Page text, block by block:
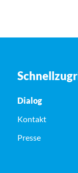
Dialog
Kontakt
Presse